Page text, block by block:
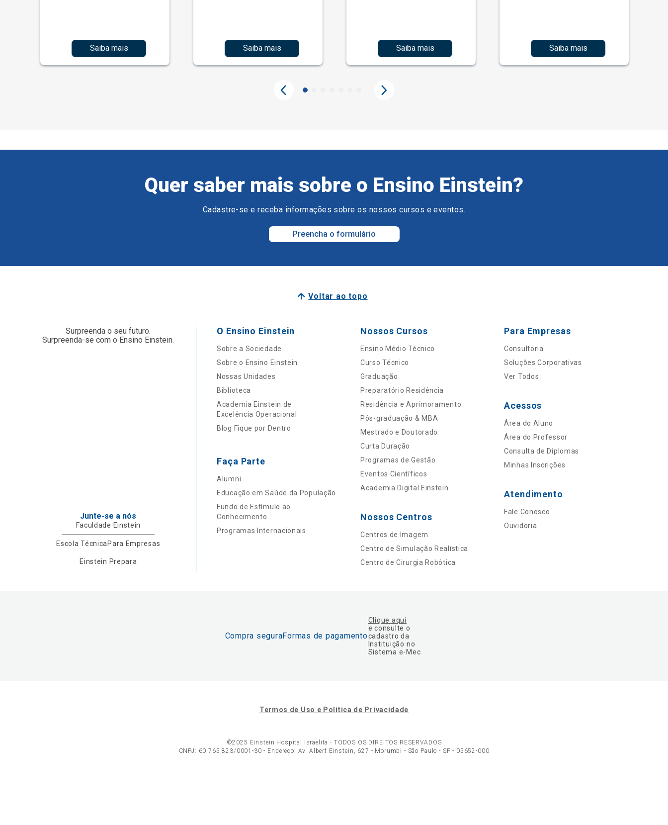
Saiba mais Saiba mais Saiba mais Saiba mais
Quer saber mais sobre o Ensino Einstein?
Cadastre-se e receba informações sobre os nossos cursos e eventos.
Preencha o formulário
Voltar ao topo
Surpreenda o seu futuro.
Surpreenda-se com o Ensino Einstein.
Junte-se a nós
Faculdade Einstein
Escola TécnicaPara Empresas
Einstein Prepara
O Ensino Einstein
Sobre a Sociedade
Sobre o Ensino Einstein
Nossas Unidades
Biblioteca
Academia Einstein de
Excelência Operacional
Blog Fique por Dentro
Faça Parte
Alumni
Educação em Saúde da População
Fundo de Estímulo ao
Conhecimento
Programas Internacionais
Nossos Cursos
Ensino Médio Técnico
Curso Técnico
Graduação
Preparatório Residência
Residência e Aprimoramento
Pós-graduação & MBA
Mestrado e Doutorado
Curta Duração
Programas de Gestão
Eventos Científicos
Academia Digital Einstein
Nossos Centros
Centros de Imagem
Centro de Simulação Realística
Centro de Cirurgia Robótica
Para Empresas
Consultoria
Soluções Corporativas
Ver Todos
Acessos
Área do Aluno
Área do Professor
Consulta de Diplomas
Minhas Inscrições
Atendimento
Fale Conosco
Ouvidoria
Compra seguraFormas de pagamento
Clique aqui
e consulte o
cadastro da
Instituição no
Sistema e-Mec
Termos de Uso e Política de Privacidade
©2025 Einstein Hospital Israelita - TODOS OS DIREITOS RESERVADOS
CNPJ: 60.765.823/0001-30 - Endereço: Av. Albert Einstein, 627 - Morumbi - São Paulo - SP - 05652-000